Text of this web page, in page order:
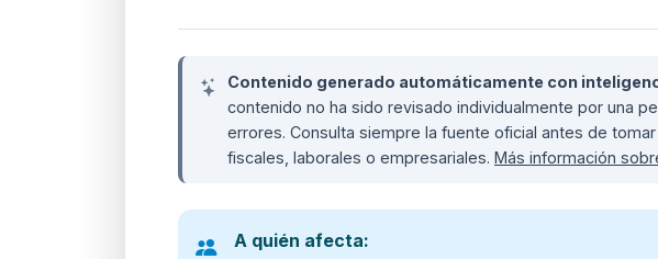
Contenido generado automáticamente con
contenido no ha sido revisado individualmente por una
errores. Consulta siempre la fuente oficial antes de
fiscales, laborales o empresariales. Más información
A quién afecta: